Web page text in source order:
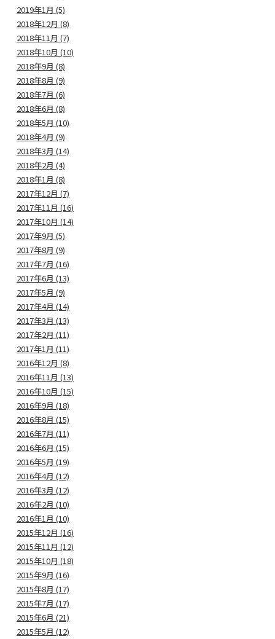
2019年1月 (5)
2018年12月 (8)
2018年11月 (7)
2018年10月 (10)
2018年9月 (8)
2018年8月 (9)
2018年7月 (6)
2018年6月 (8)
2018年5月 (10)
2018年4月 (9)
2018年3月 (14)
2018年2月 (4)
2018年1月 (8)
2017年12月 (7)
2017年11月 (16)
2017年10月 (14)
2017年9月 (5)
2017年8月 (9)
2017年7月 (16)
2017年6月 (13)
2017年5月 (9)
2017年4月 (14)
2017年3月 (13)
2017年2月 (11)
2017年1月 (11)
2016年12月 (8)
2016年11月 (13)
2016年10月 (15)
2016年9月 (18)
2016年8月 (15)
2016年7月 (11)
2016年6月 (15)
2016年5月 (19)
2016年4月 (12)
2016年3月 (12)
2016年2月 (10)
2016年1月 (10)
2015年12月 (16)
2015年11月 (12)
2015年10月 (18)
2015年9月 (16)
2015年8月 (17)
2015年7月 (17)
2015年6月 (21)
2015年5月 (12)